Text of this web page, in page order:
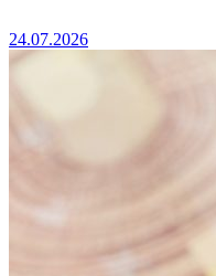
24.07.2026